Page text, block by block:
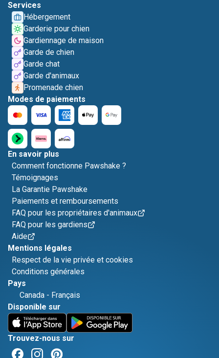
Services
Hébergement
Garderie pour chien
Gardiennage de maison
Garde de chien
Garde chat
Garde d'animaux
Promenade chien
Modes de paiements
En savoir plus
Comment fonctionne Pawshake ?
Témoignages
La Garantie Pawshake
Paiements et remboursements
FAQ pour les propriétaires d'animaux
FAQ pour les gardiens
Aide
Mentions légales
Respect de la vie privée et cookies
Conditions générales
Pays
Canada - Français
Disponible sur
Trouvez-nous sur